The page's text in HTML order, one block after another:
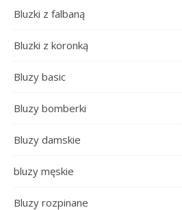
Bluzki z falbaną
Bluzki z koronką
Bluzy basic
Bluzy bomberki
Bluzy damskie
bluzy męskie
Bluzy rozpinane